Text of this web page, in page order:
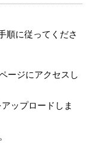
順に従ってくださ
ージにアクセスし
ップロードしま